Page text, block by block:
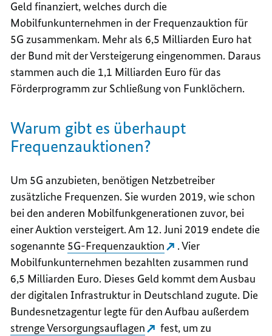
Geld finanziert, welches durch die
Mobilfunkunternehmen in der Frequenzauktion für
5G zusammenkam. Mehr als 6,5 Milliarden Euro hat
der Bund mit der Versteigerung eingenommen. Daraus
stammen auch die 1,1 Milliarden Euro für das
Förderprogramm zur Schließung von Funklöchern.
Warum gibt es überhaupt
Frequenzauktionen?
Um 5G anzubieten, benötigen Netzbetreiber
zusätzliche Frequenzen. Sie wurden 2019, wie schon
bei den anderen Mobilfunkgenerationen zuvor, bei
einer Auktion versteigert. Am 12. Juni 2019 endete die
sogenannte 5G-Frequenzauktion
. Vier
Mobilfunkunternehmen bezahlten zusammen rund
6,5 Milliarden Euro. Dieses Geld kommt dem Ausbau
der digitalen Infrastruktur in Deutschland zugute. Die
Bundesnetzagentur legte für den Aufbau außerdem
strenge Versorgungsauflagen
fest, um zu